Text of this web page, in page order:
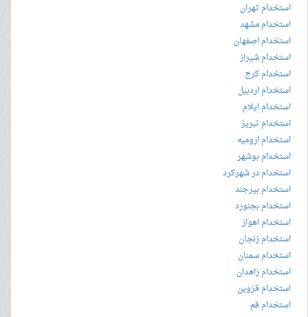
استخدام تهران
استخدام مشهد
استخدام اصفهان
استخدام شیراز
استخدام کرج
استخدام اردبیل
استخدام ایلام
استخدام تبریز
استخدام ارومیه
استخدام بوشهر
استخدام در شهرکرد
استخدام بیرجند
استخدام بجنورد
استخدام اهواز
استخدام زنجان
استخدام سمنان
استخدام زاهدان
استخدام قزوین
استخدام قم